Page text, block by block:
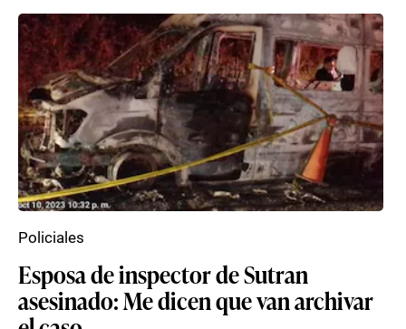
Esposa de inspector de Sutran
asesinado: Me dicen que van archivar
Policiales